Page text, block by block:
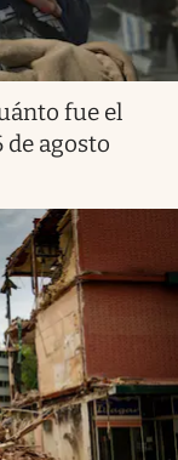
fue el
de agosto